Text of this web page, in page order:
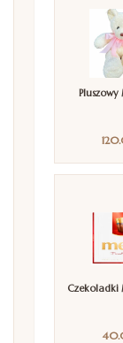
Czekoladki